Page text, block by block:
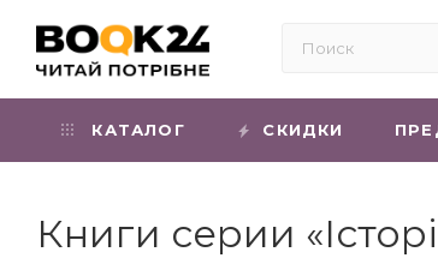
КАТАЛОГ СКИДКИ
Книги серии